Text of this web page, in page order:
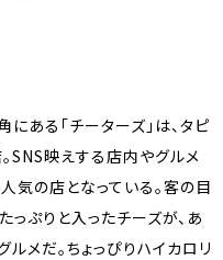
ある「チーターズ」は、タピ
SNS映えする店内やグルメ
気の店となっている。客の目
っぷりと入ったチーズが、あ
メだ。ちょっぴりハイカロリ